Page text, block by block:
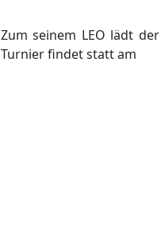
Zum seinem LEO lädt
Turnier findet statt am